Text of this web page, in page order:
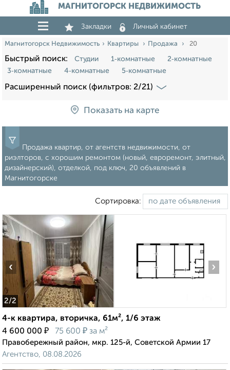
МАГНИТОГОРСК НЕДВИЖИМОСТЬ
Закладки Личный кабинет
Магнитогорск Недвижимость Квартиры Продажа 20
Быстрый поиск: Студии 1‑комнатные
2‑комнатные
3‑комнатные
4‑комнатные 5‑комнатные
Расширенный поиск (фильтров: 2/21)
Показать на карте
Продажа квартир, от агентств недвижимости, от
риэлторов, с хорошим ремонтом (новый, евроремонт, элитный,
дизайнерский), отделкой, под ключ, 20 объявлений в
Магнитогорске
Сортировка:
2/2
‹ ›
4-к квартира, вторичка, 61м², 1/6 этаж
4 600 000 ₽ 75 600 ₽ за м²
Правобережный район, мкр. 125-й, Советской Армии 17
Агентство, 08.08.2026